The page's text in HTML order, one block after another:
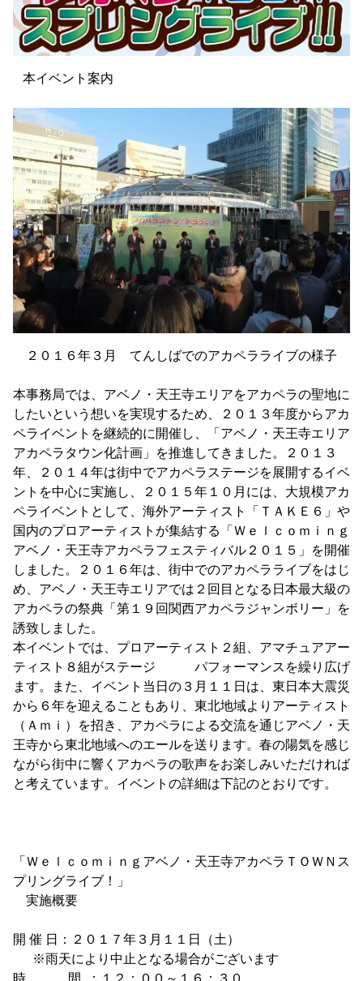
本イベント案内
２０１６年３月 てんしばでのアカペラライブの様子
本事務局では、アベノ・天王寺エリアをアカペラの聖地に
したいという想いを実現するため、２０１３年度からアカ
ペライベントを継続的に開催し、「アベノ・天王寺エリア
アカペラタウン化計画」を推進してきました。２０１３
年、２０１４年は街中でアカペラステージを展開するイベ
ントを中心に実施し、２０１５年１０月には、大規模アカ
ペライベントとして、海外アーティスト「ＴＡＫＥ６」や
国内のプロアーティストが集結する「Ｗｅｌｃｏｍｉｎｇ
アベノ・天王寺アカペラフェスティバル２０１５」を開催
しました。２０１６年は、街中でのアカペラライブをはじ
め、アベノ・天王寺エリアでは２回目となる日本最大級の
アカペラの祭典「第１９回関西アカペラジャンボリー」を
誘致しました。
本イベントでは、プロアーティスト２組、アマチュアアー
ティスト８組がステージ パフォーマンスを繰り広げ
ます。また、イベント当日の３月１１日は、東日本大震災
から６年を迎えることもあり、東北地域よりアーティスト
（Ａｍｉ）を招き、アカペラによる交流を通じアベノ・天
王寺から東北地域へのエールを送ります。春の陽気を感じ
ながら街中に響くアカペラの歌声をお楽しみいただければ
と考えています。イベントの詳細は下記のとおりです。
「Ｗｅｌｃｏｍｉｎｇアベノ・天王寺アカペラＴＯＷＮス
プリングライブ！」
実施概要
開 催 日：２０１７年３月１１日（土）
※雨天により中止となる場合がございます
時 間 ：１２：００～１６：３０